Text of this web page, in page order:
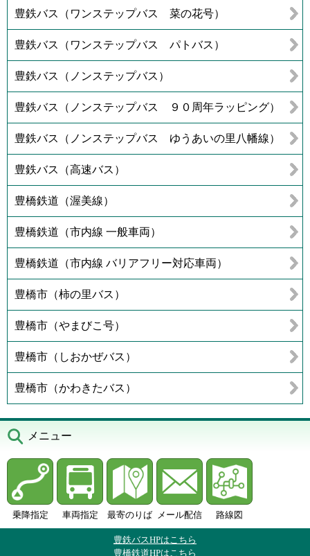
豊鉄バス（ワンステップバス 菜の花号）
豊鉄バス（ワンステップバス パトバス）
豊鉄バス（ノンステップバス）
豊鉄バス（ノンステップバス ９０周年ラッピング）
豊鉄バス（ノンステップバス ゆうあいの里八幡線）
豊鉄バス（高速バス）
豊橋鉄道（渥美線）
豊橋鉄道（市内線 一般車両）
豊橋鉄道（市内線 バリアフリー対応車両）
豊橋市（柿の里バス）
豊橋市（やまびこ号）
豊橋市（しおかぜバス）
豊橋市（かわきたバス）
メニュー
乗降指定 車両指定 最寄のりば メール配信 路線図
豊鉄バスHPはこちら
豊橋鉄道HPはこちら